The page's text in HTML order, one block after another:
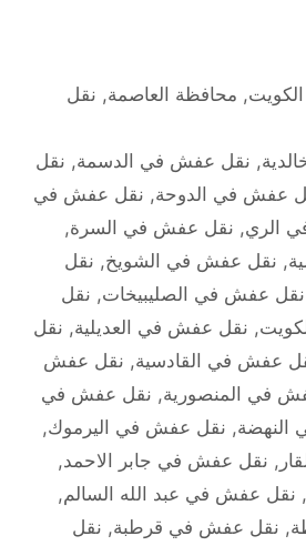
الكويت, محافظة العاصمة, نقل
, نقل عفش في الدسمة, نقل
عفش في الدوحة, نقل عفش في
الري, نقل عفش في السرة,
, نقل عفش في الشويخ, نقل
نقل عفش في الصليبيخات, نقل
, نقل عفش في العديلية, نقل
عفش في القادسية, نقل عفش
في المنصورية, نقل عفش في
, نقل عفش في اليرموك,
, نقل عفش في جابر الاحمد,
, نقل عفش في عبد الله السالم,
, نقل عفش في قرطبة, نقل